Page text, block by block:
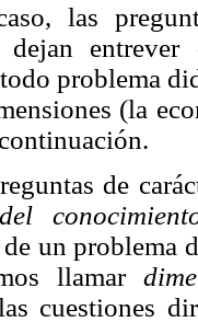
las
dejan
problema
(la
de
de un problema
llamar
cuestiones